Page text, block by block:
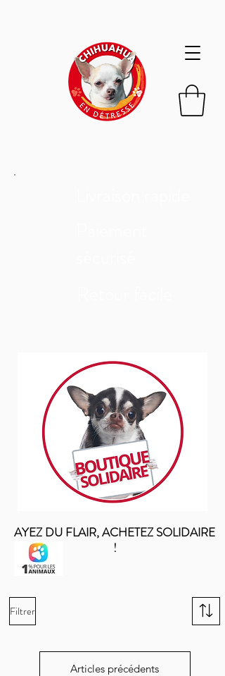
AYEZ DU FLAIR, ACHETEZ SOLIDAIRE
!
Filtrer
Articles précédents